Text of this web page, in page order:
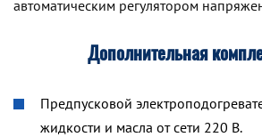
автоматическим регулятором
Дополнительная
Предпусковой
жидкости и масла от сети 220 В.